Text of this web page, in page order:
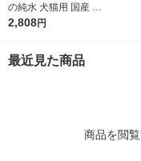
の純水 犬猫用 国産 2L
1ケース（1本×6）森
2,808円
最近見た商品
商品を閲